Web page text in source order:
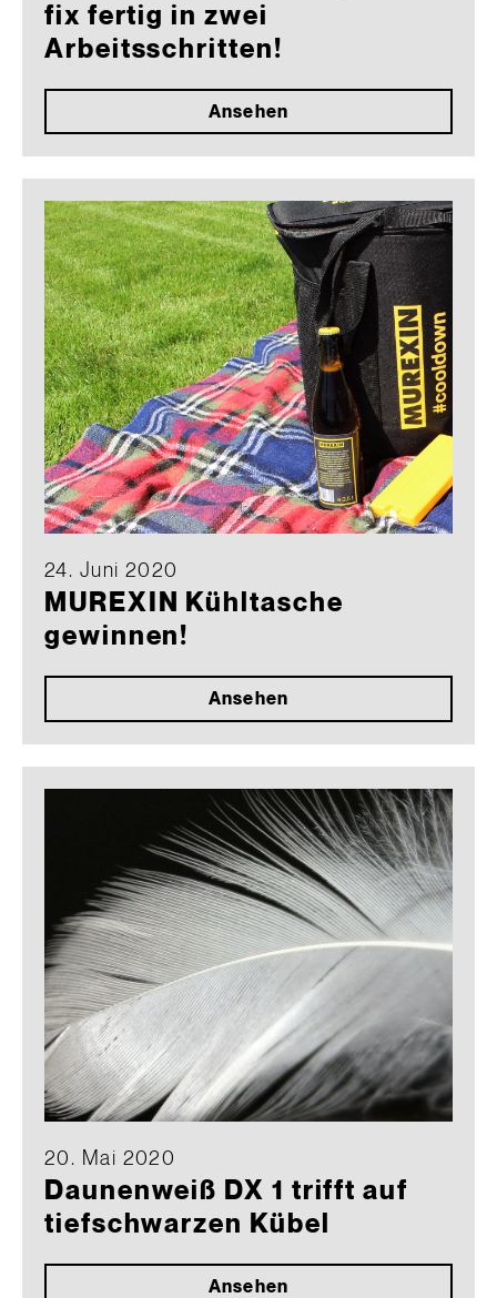
fix fertig in zwei
Arbeitsschritten!
Ansehen
24. Juni 2020
MUREXIN Kühltasche
gewinnen!
Ansehen
20. Mai 2020
Daunenweiß DX 1 trifft auf
tiefschwarzen Kübel
Ansehen